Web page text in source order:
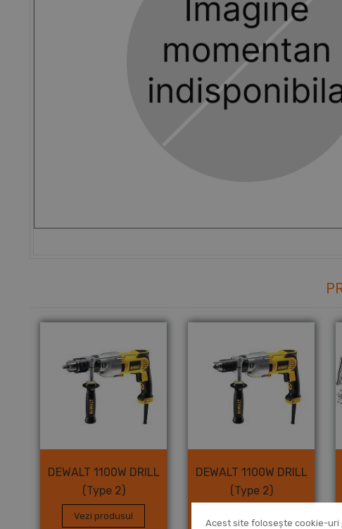
Acest site folosește cookie-uri
DEWALT 1100W DRILL
(Type 2)
Vezi produsul
DEWALT 1100W DRILL
(Type 2)